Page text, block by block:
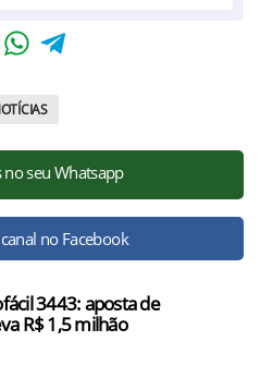
seu Whatsapp
no Facebook
3443: aposta de
R$ 1,5 milhão